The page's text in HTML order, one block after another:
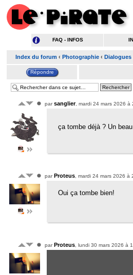
FAQ - INFOS
Index du forum ‹ Photographie ‹
parsanglier, mardi 24 mars 2026 à
ça tombe déjà ? Un
parProteus , mardi 24 mars 2026 à
Oui ça tombe bien!
parProteus , lundi 30 mars 2026 à